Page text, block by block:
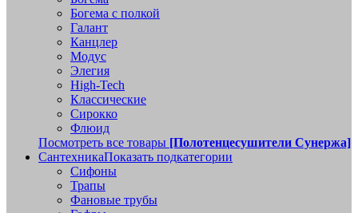
Богема с полкой
Галант
Канцлер
Модус
Элегия
High-Tech
Классические
Сирокко
Флюид
Посмотреть все товары [Полотенцесушители Сунержа]
СантехникаПоказать подкатегории
Сифоны
Трапы
Фановые трубы